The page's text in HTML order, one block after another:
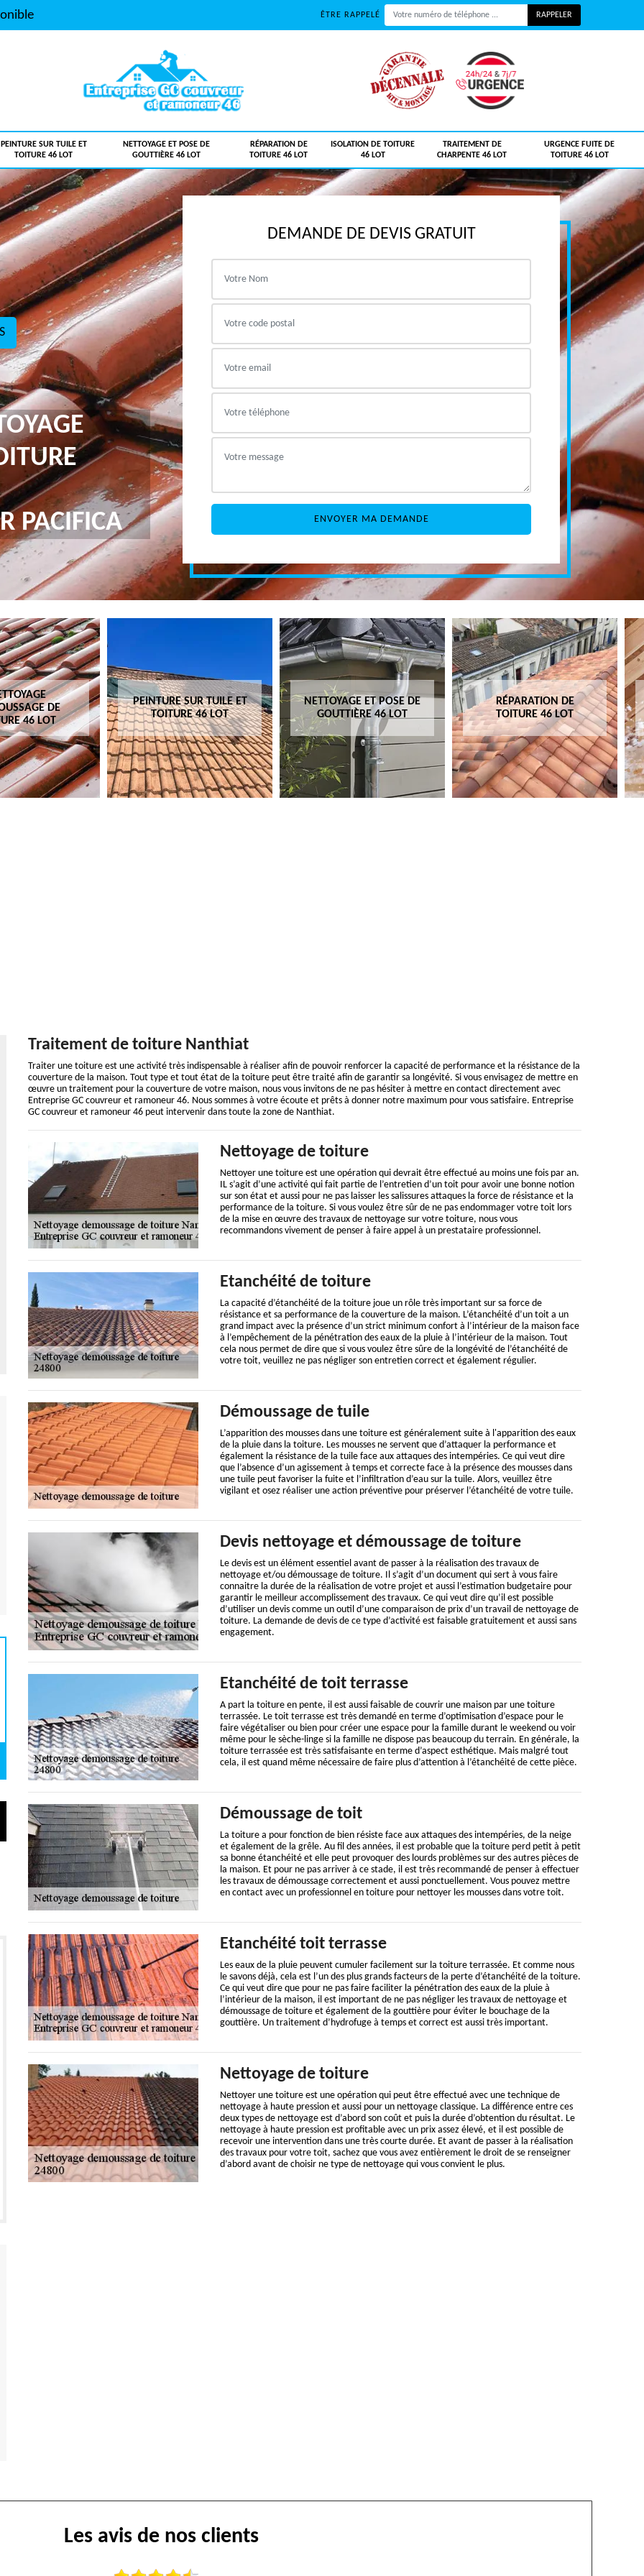
ÊTRE RAPPELÉ
PEINTURE SUR TUILE ET
TOITURE 46 LOT
NETTOYAGE ET POSE DE
GOUTTIÈRE 46 LOT
RÉPARATION DE
TOITURE 46 LOT
ISOLATION DE TOITURE
46 LOT
TRAITEMENT DE
CHARPENTE 46 LOT
URGENCE FUITE DE
TOITURE 46 LOT
PACIFICA
DEMANDE DE DEVIS GRATUIT
DE
46 LOT
PEINTURE SUR TUILE ET
TOITURE 46 LOT
NETTOYAGE ET POSE DE
GOUTTIÈRE 46 LOT
RÉPARATION DE
TOITURE 46 LOT
Traitement de toiture Nanthiat
Traiter une toiture est une activité très indispensable à réaliser afin de pouvoir renforcer la capacité de performance et la résistance de la
couverture de la maison. Tout type et tout état de la toiture peut être traité afin de garantir sa longévité. Si vous envisagez de mettre en
œuvre un traitement pour la couverture de votre maison, nous vous invitons de ne pas hésiter à mettre en contact directement avec
Entreprise GC couvreur et ramoneur 46. Nous sommes à votre écoute et prêts à donner notre maximum pour vous satisfaire. Entreprise
GC couvreur et ramoneur 46 peut intervenir dans toute la zone de Nanthiat.
Nettoyage de toiture
Nettoyer une toiture est une opération qui devrait être effectué au moins une fois par an.
IL s’agit d’une activité qui fait partie de l’entretien d’un toit pour avoir une bonne notion
sur son état et aussi pour ne pas laisser les salissures attaques la force de résistance et la
performance de la toiture. Si vous voulez être sûr de ne pas endommager votre toit lors
de la mise en œuvre des travaux de nettoyage sur votre toiture, nous vous
recommandons vivement de penser à faire appel à un prestataire professionnel.
Etanchéité de toiture
La capacité d’étanchéité de la toiture joue un rôle très important sur sa force de
résistance et sa performance de la couverture de la maison. L’étanchéité d’un toit a un
grand impact avec la présence d’un strict minimum confort à l’intérieur de la maison face
à l’empêchement de la pénétration des eaux de la pluie à l’intérieur de la maison. Tout
cela nous permet de dire que si vous voulez être sûre de la longévité de l’étanchéité de
votre toit, veuillez ne pas négliger son entretien correct et également régulier.
Démoussage de tuile
L’apparition des mousses dans une toiture est généralement suite à l'apparition des eaux
de la pluie dans la toiture. Les mousses ne servent que d’attaquer la performance et
également la résistance de la tuile face aux attaques des intempéries. Ce qui veut dire
que l’absence d’un agissement à temps et correcte face à la présence des mousses dans
une tuile peut favoriser la fuite et l’infiltration d’eau sur la tuile. Alors, veuillez être
vigilant et osez réaliser une action préventive pour préserver l’étanchéité de votre tuile.
Devis nettoyage et démoussage de toiture
Le devis est un élément essentiel avant de passer à la réalisation des travaux de
nettoyage et/ou démoussage de toiture. Il s’agit d’un document qui sert à vous faire
connaitre la durée de la réalisation de votre projet et aussi l’estimation budgetaire pour
garantir le meilleur accomplissement des travaux. Ce qui veut dire qu’il est possible
d’utiliser un devis comme un outil d’une comparaison de prix d’un travail de nettoyage de
toiture. La demande de devis de ce type d’activité est faisable gratuitement et aussi sans
engagement.
Etanchéité de toit terrasse
A part la toiture en pente, il est aussi faisable de couvrir une maison par une toiture
terrassée. Le toit terrasse est très demandé en terme d’optimisation d’espace pour le
faire végétaliser ou bien pour créer une espace pour la famille durant le weekend ou voir
même pour le sèche-linge si la famille ne dispose pas beaucoup du terrain. En générale, la
toiture terrassée est très satisfaisante en terme d’aspect esthétique. Mais malgré tout
cela, il est quand même nécessaire de faire plus d’attention à l’étanchéité de cette pièce.
Démoussage de toit
La toiture a pour fonction de bien résiste face aux attaques des intempéries, de la neige
et également de la grêle. Au fil des années, il est probable que la toiture perd petit à petit
sa bonne étanchéité et elle peut provoquer des lourds problèmes sur des autres pièces de
la maison. Et pour ne pas arriver à ce stade, il est très recommandé de penser à effectuer
les travaux de démoussage correctement et aussi ponctuellement. Vous pouvez mettre
en contact avec un professionnel en toiture pour nettoyer les mousses dans votre toit.
Etanchéité toit terrasse
Les eaux de la pluie peuvent cumuler facilement sur la toiture terrassée. Et comme nous
le savons déjà, cela est l’un des plus grands facteurs de la perte d’étanchéité de la toiture.
Ce qui veut dire que pour ne pas faire faciliter la pénétration des eaux de la pluie à
l’intérieur de la maison, il est important de ne pas négliger les travaux de nettoyage et
démoussage de toiture et également de la gouttière pour éviter le bouchage de la
gouttière. Un traitement d’hydrofuge à temps et correct est aussi très important.
Nettoyage de toiture
Nettoyer une toiture est une opération qui peut être effectué avec une technique de
nettoyage à haute pression et aussi pour un nettoyage classique. La différence entre ces
deux types de nettoyage est d’abord son coût et puis la durée d’obtention du résultat. Le
nettoyage à haute pression est profitable avec un prix assez élevé, et il est possible de
recevoir une intervention dans une très courte durée. Et avant de passer à la réalisation
des travaux pour votre toit, sachez que vous avez entièrement le droit de se renseigner
d’abord avant de choisir ne type de nettoyage qui vous convient le plus.
Les avis de nos clients